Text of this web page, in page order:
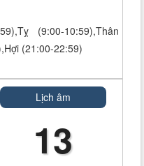
(9:00-10:59),Thân
(21:00-22:59)
Lịch âm
13